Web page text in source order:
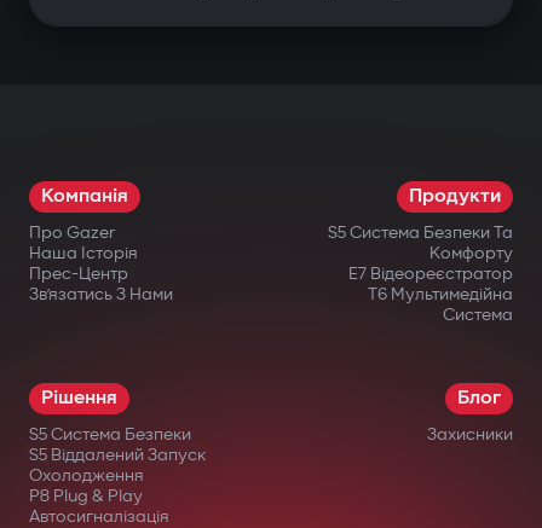
Компанія
Про Gazer
Наша Історія
Прес-Центр
Зв’язатись З Нами
Продукти
S5 Система Безпеки Та
Комфорту
E7 Відеореєстратор
T6 Мультимедійна
Система
Рішення
S5 Система Безпеки
S5 Віддалений Запуск
Охолодження
P8 Plug & Play
Автосигналізація
Блог
Захисники